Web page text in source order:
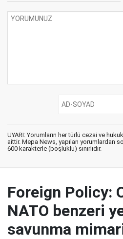
UYARI: Yorumların her türlü cezai ve
aittir. Mepa News, yapılan yorumlardan
600 karakterle (boşluklu) sınırlıdır.
Foreign Policy:
NATO benzeri
savunma